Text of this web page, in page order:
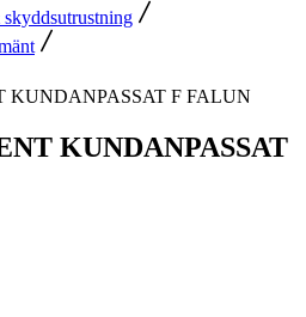
KUNDANPASSAT F FALUN
KUNDANPASSAT